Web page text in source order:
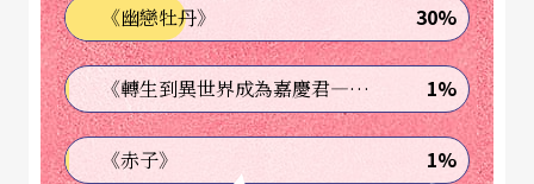
​種種充滿巧思的劇場互動翻轉了汙名與既有的標
籤，有時也將褒貶的價值觀翻攪為混沌的狀態。然
而，儘管Judy對於字裡行間潛在的性別壓迫抱有高
度意識，其劇場互動設計也確實令人擊節稱賞。可
《幽戀牡丹》 30%
《轉生到異世界成為嘉慶君—發現我的祖先是詐騙集團!?》 1%
《赤子》 1%